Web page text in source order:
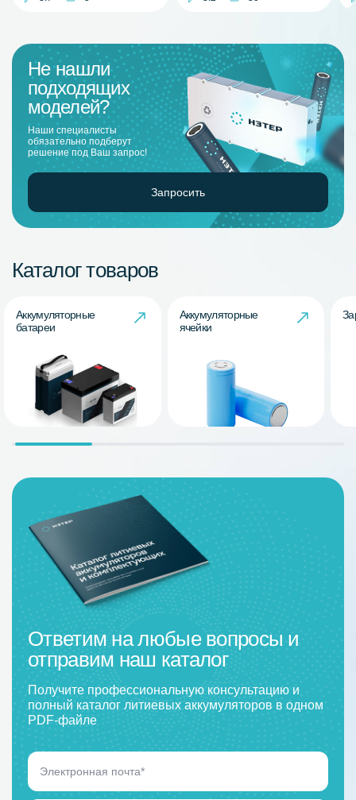
Не нашли
подходящих
моделей?
Наши специалисты
обязательно подберут
решение под Ваш запрос!
Запросить
Каталог товаров
Аккумуляторные
батареи
Аккумуляторные
ячейки
Ответим на любые вопросы и
отправим наш каталог
Получите профессиональную консультацию и
полный каталог литиевых аккумуляторов в одном
PDF-файле